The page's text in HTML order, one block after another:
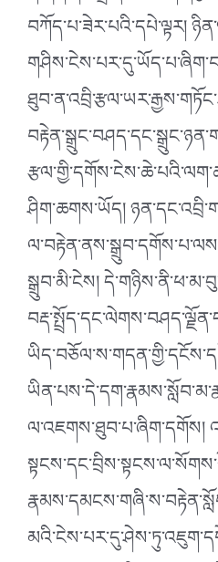
བཀོད་པ་ཟེར་པའི་དཔེ་ལྟར།
ཤིག་ཆགས་ཡོད།
སྒྲུབ་མི་ངེས།
ལ་འཇགས་ཐུབ་པ་ཞིག་དགོས།